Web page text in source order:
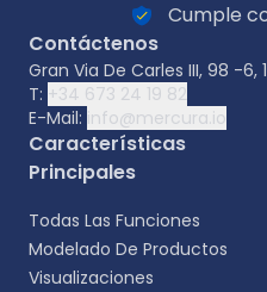
Cumple
Contáctenos
Gran Via De Carles III, 98 -6,
T: +34 673 24 19 82
E-Mail: info@mercura.io
Características
Principales
Todas Las Funciones
Modelado De Productos
Visualizaciones